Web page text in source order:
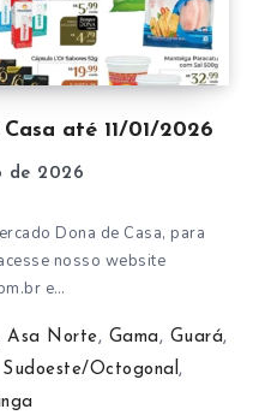
até 11/01/2026
de 2026
Dona de Casa, para
nosso website
e…
Asa Norte, Gama , Guará,
Sudoeste/Octogonal ,